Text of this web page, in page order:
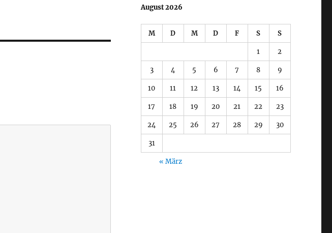
August 2026
M D M D F S S
1 2
3 4 5 6 7 8 9
10 11 12 13 14 15 16
17 18 19 20 21 22 23
24 25 26 27 28 29 30
31
« März